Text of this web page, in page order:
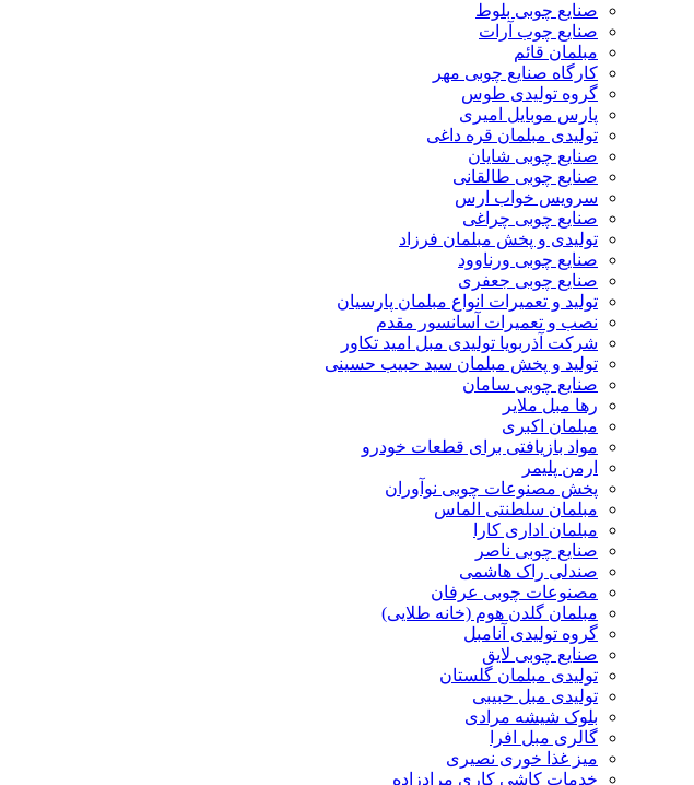
صنایع چوبی بلوط
صنایع چوب آرات
مبلمان قائم
کارگاه صنایع چوبی مهر
گروه تولیدی طوس
پارس موبایل امیری
تولیدی مبلمان قره داغی
صنایع چوبی شایان
صنایع چوبی طالقانی
سرویس خواب ارس
صنایع چوبی چراغی
تولیدی و پخش مبلمان فرزاد
صنایع چوبی ورناوود
صنایع چوبی جعفری
تولید و تعمیرات انواع مبلمان پارسیان
نصب و تعمیرات آسانسور مقدم
شرکت آذربویا تولیدی مبل امید تکاور
تولید و پخش مبلمان سید حبیب حسینی
صنایع چوبی سامان
رها مبل ملایر
مبلمان اکبری
مواد بازیافتی برای قطعات خودرو
ارمن پلیمر
پخش مصنوعات چوبی نوآوران
مبلمان سلطنتی الماس
مبلمان اداری کارا
صنایع چوبی ناصر
صندلی راک هاشمی
مصنوعات چوبی عرفان
مبلمان گلدن هوم (خانه طلایی)
گروه تولیدی آنامبل
صنایع چوبی لایق
تولیدی مبلمان گلستان
تولیدی مبل حبیبی
بلوک شیشه مرادی
گالری مبل افرا
میز غذا خوری نصیری
خدمات کاشی کاری مرادزاده